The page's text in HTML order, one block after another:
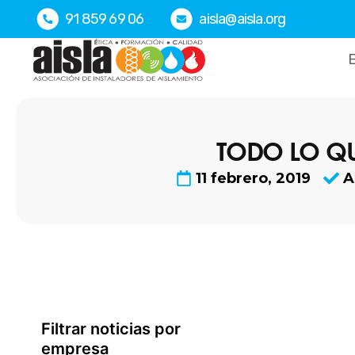
contenido
91 859 69 06 aisla@aisla.org
TODO LO
11 febrero, 2019
Filtrar noticias por
empresa